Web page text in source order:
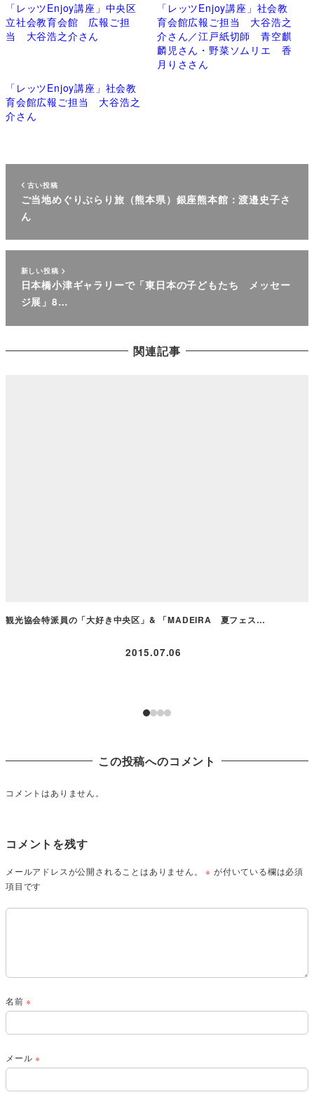
「レッツEnjoy講座」中央区
立社会教育会館 広報ご担
当 大谷浩之介さん
「レッツEnjoy講座」社会教
育会館広報ご担当 大谷浩之
介さん／江戸紙切師 青空麒
麟児さん・野菜ソムリエ 香
月りささん
「レッツEnjoy講座」社会教
育会館広報ご担当 大谷浩之
介さん
古い投稿
ご当地めぐりぶらり旅（熊本県）銀座熊本館：渡邉史子さ
ん
新しい投稿
日本橋小津ギャラリーで「東日本の子どもたち メッセー
ジ展」8…
関連記事
観光協会特派員の「大好き中央区」& 「MADEIRA 夏フェス…
2015.07.06
この投稿へのコメント
コメントはありません。
コメントを残す
メールアドレスが公開されることはありません。 ※ が付いている欄は必須
項目です
名前※
メール※